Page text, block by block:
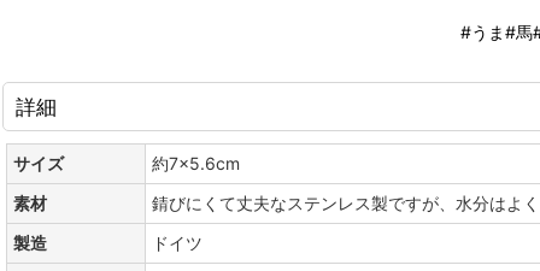
#うま#馬
詳細
サイズ
約7×5.6cm
素材
錆びにくて丈夫なステンレス製ですが、水分はよ
製造
ドイツ